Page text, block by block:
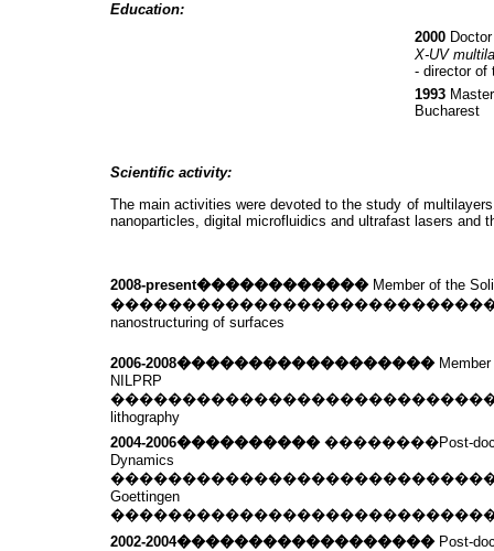
Education:
2000Doctor
X-UV
- director of
1993
Bucharest
Scientific activity:
The main activities were devoted to the study of
nanoparticles, digital microfluidics and ultrafast lasers and
2008-present������������ Member of the
nanostructuring of surfaces
2006-2008������������������
NILPRP
lithography
2004-2006���������� ��������Post-
Dynamics
Goettingen
2002-2004������������������ Post-